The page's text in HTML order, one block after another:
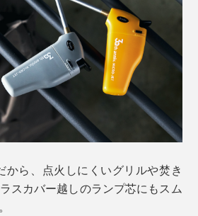
から、点火しにくいグリルや焚き
スカバー越しのランプ芯にもスム